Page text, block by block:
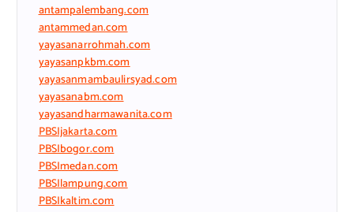
antampalembang.com
antammedan.com
yayasanarrohmah.com
yayasanpkbm.com
yayasanmambaulirsyad.com
yayasanabm.com
yayasandharmawanita.com
PBSIjakarta.com
PBSIbogor.com
PBSImedan.com
PBSIlampung.com
PBSIkaltim.com